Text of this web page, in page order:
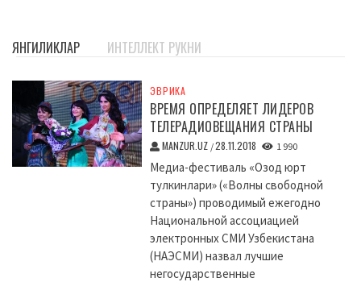
ЯНГИЛИКЛАР ИНТЕЛЛЕКТ РУКНИ
ЭВРИКА
ВРЕМЯ ОПРЕДЕЛЯЕТ ЛИДЕРОВ
ТЕЛЕРАДИОВЕЩАНИЯ СТРАНЫ
MANZUR.UZ /28.11.2018 1 990
Медиа-фестиваль «Озод юрт
тулкинлари» («Волны свободной
страны») проводимый ежегодно
Национальной ассоциацией
электронных СМИ Узбекистана
(НАЭСМИ) назвал лучшие
негосударственные